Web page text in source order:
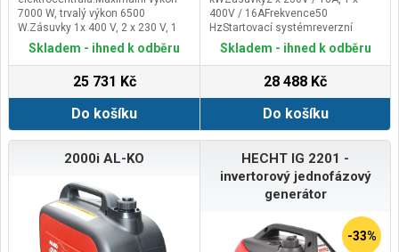
7000 W, trvalý výkon 6500
W.Zásuvky 1x 400 V, 2 x 230 V, 1
x12 V
Skladem - ihned k odběru
25 731 Kč
Do košíku
400V / 16AFrekvence50
HzStartovací systémreverzní
startér, elektrostart, dálkové
startováníRozměry(D/Š/V) 870 /
585 / 620 mmHmotnost (netto /
brutto)105 / 115 kgVelikost balení
(D/Š/V)900 / 600 / 640
mmechnické parametryMotor KB
192FTyp motoru4-taktní OHV
benzínový motorMax. jmenovitý
výkon10,0 kW při 3.600
Ot./min.Max. točivý moment92 Nm
při 2.500 Ot./min.Zdvihový
objem440 cm³Palivová nádrž25
LRozměry (D/Š/V)710 / 540 / 580
mmHmotnost96 kg
Skladem - ihned k odběru
28 488 Kč
Do košíku
2000i AL-KO
HECHT IG 2201 -
invertorový jednofázový
generátor
-33%